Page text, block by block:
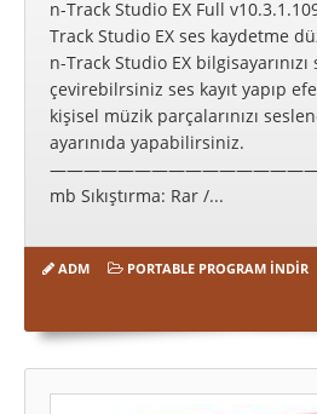
n-Track Studio EX Full
Track Studio EX ses kaydetme
n-Track Studio EX
çevirebilrsiniz ses kayıt yapıp
kişisel müzik parçalarınızı
ayarınıda yapabilirsiniz.
mb Sıkıştırma: Rar /...
ADM PORTABLE PROGRAM İNDIR